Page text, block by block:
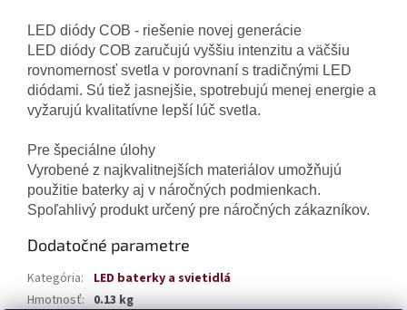
LED diódy COB - riešenie novej generácie
LED diódy COB zaručujú vyššiu intenzitu a väčšiu
rovnomernosť svetla v porovnaní s tradičnými LED
diódami. Sú tiež jasnejšie, spotrebujú menej energie a
vyžarujú kvalitatívne lepší lúč svetla.
Pre špeciálne úlohy
Vyrobené z najkvalitnejších materiálov umožňujú
použitie baterky aj v náročných podmienkach.
Spoľahlivý produkt určený pre náročných zákazníkov.
Dodatočné parametre
Kategória:
LED baterky a svietidlá
Hmotnosť: 0.13 kg